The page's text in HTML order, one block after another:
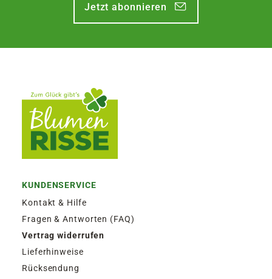
Jetzt abonnieren
KUNDENSERVICE
Kontakt & Hilfe
Fragen & Antworten (FAQ)
Vertrag widerrufen
Lieferhinweise
Rücksendung